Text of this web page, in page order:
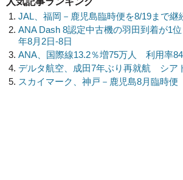
JAL、福岡－鹿児島臨時便を8/19まで
ANA Dash 8認定中古機の羽田到着が1
年8月2日-8日
ANA、国際線13.2％増75万人 利用率
デルタ航空、成田7年ぶり再就航 シア
スカイマーク、神戸－鹿児島8月臨時